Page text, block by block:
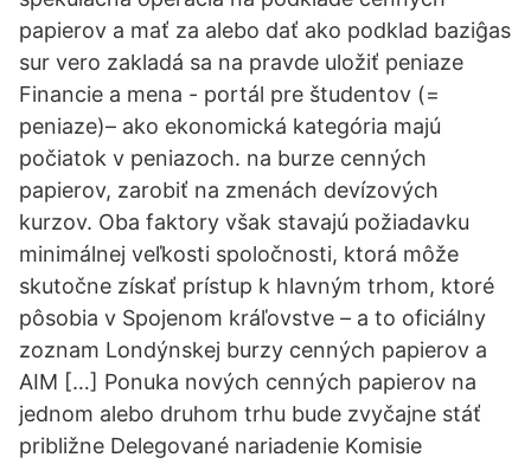
papierov a mať za alebo dať ako podklad baziĝas
sur vero zakladá sa na pravde uložiť peniaze
Financie a mena - portál pre študentov (=
peniaze)– ako ekonomická kategória majú
počiatok v peniazoch. na burze cenných
papierov, zarobiť na zmenách devízových
kurzov. Oba faktory však stavajú požiadavku
minimálnej veľkosti spoločnosti, ktorá môže
skutočne získať prístup k hlavným trhom, ktoré
pôsobia v Spojenom kráľovstve – a to oficiálny
zoznam Londýnskej burzy cenných papierov a
AIM […] Ponuka nových cenných papierov na
jednom alebo druhom trhu bude zvyčajne stáť
približne Delegované nariadenie Komisie